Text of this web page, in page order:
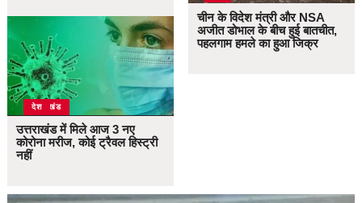
उत्तराखंड
देश
उत्तराखंड में मिले आज 3 नए
कोरोना मरीज, कोई ट्रैवल हिस्ट्री
नहीं
चीन के विदेश मंत्री और NSA
अजीत डोभाल के बीच हुई बातचीत,
पहलगाम हमले का हुआ जिक्र